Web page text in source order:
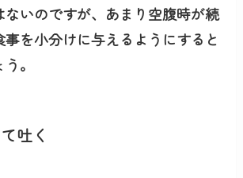
ないのですが、あまり空腹時が続
事を小分けに与えるようにすると
。
吐く